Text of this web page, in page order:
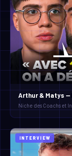
Arthur & Matys —
Niche des Coachs et
INTERVIEW